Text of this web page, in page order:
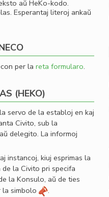
aŭ HeKo-kodo.
Esperantaj literoj ankaŭ
per la reta formularo.
(HEKO)
servo de la establoj en kaj
Civito, sub la
delegito. La informoj
instancoj, kiuj esprimas la
la Civito pri specifa
la Konsulo, aŭ de ties
la simbolo
.